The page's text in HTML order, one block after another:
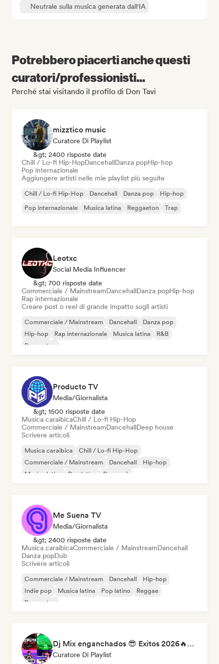
Neutrale sulla musica generata dall'IA
Potrebbero piacerti anche questi
curatori/professionisti...
Perché stai visitando il profilo di Don Tavi
mizztico music
Curatore Di Playlist
&gt; 2400 risposte date
Chill / Lo-fi Hip-HopDancehallDanza popHip-hop
Pop internazionale
Aggiungere artisti nelle mie playlist più seguite
Chill / Lo-fi Hip-Hop Dancehall Danza pop
Hip-hop
Pop internazionale
Musica latina Reggaeton Trap
Leotxc
Social Media Influencer
&gt; 700 risposte date
Commerciale / MainstreamDancehallDanza popHip-hop
Rap internazionale
Creare post o reel di grande impatto sugli artisti
Commerciale / Mainstream Dancehall
Danza pop
Hip-hop
Rap internazionale Musica latina
R&B
Reggaeton
Producto TV
Media/Giornalista
&gt; 1500 risposte date
Musica caraibicaChill / Lo-fi Hip-Hop
Commerciale / MainstreamDancehallDeep house
Scrivere articoli
Musica caraibica
Chill / Lo-fi Hip-Hop
Commerciale / Mainstream
Dancehall
Hip-hop
Musica latina
Pop latino Pop rock
Me Suena TV
Media/Giornalista
&gt; 2400 risposte date
Musica caraibicaCommerciale / MainstreamDancehall
Danza popDub
Scrivere articoli
Commerciale / Mainstream Dancehall
Hip-hop
Indie pop
Musica latina Pop latino
Reggae
Reggaeton
Dj Mix enganchados 😎 Exitos 2026🔥🔥🫦
Curatore Di Playlist